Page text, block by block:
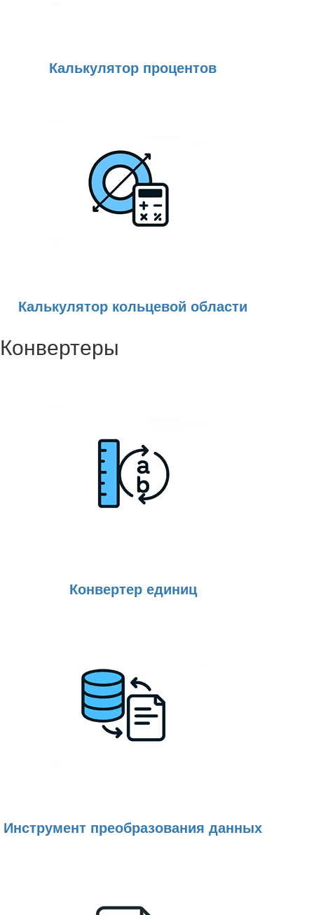
Калькулятор процентов
Калькулятор кольцевой области
Конвертеры
Конвертер единиц
Инструмент преобразования данных